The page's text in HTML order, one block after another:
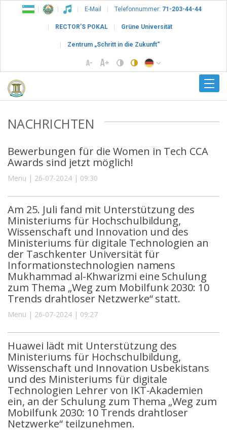
E-Mail Telefonnummer: 71-203-44-44
RECTOR’S POKAL Grüne Universität
Zentrum „Schritt in die Zukunft“
NACHRICHTEN
Bewerbungen für die Women in Tech CCA
Awards sind jetzt möglich!
Menu | 26-07-2024 | 09:30
Am 25. Juli fand mit Unterstützung des
Ministeriums für Hochschulbildung,
Wissenschaft und Innovation und des
Ministeriums für digitale Technologien an
der Taschkenter Universität für
Informationstechnologien namens
Mukhammad al-Khwarizmi eine Schulung
zum Thema „Weg zum Mobilfunk 2030: 10
Trends drahtloser Netzwerke“ statt.
Menu | 26-07-2024 | 09:27
Huawei lädt mit Unterstützung des
Ministeriums für Hochschulbildung,
Wissenschaft und Innovation Usbekistans
und des Ministeriums für digitale
Technologien Lehrer von IKT-Akademien
ein, an der Schulung zum Thema „Weg zum
Mobilfunk 2030: 10 Trends drahtloser
Netzwerke“ teilzunehmen.